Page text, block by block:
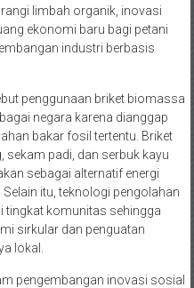
limbah organik, inovasi
ekonomi baru bagi petani
industri berbasis
penggunaan briket biomassa
negara karena dianggap
bakar fosil tertentu. Briket
sekam padi, dan serbuk kayu
sebagai alternatif energi
itu, teknologi pengolahan
tingkat komunitas sehingga
sirkular dan penguatan
lokal.
pengembangan inovasi sosial